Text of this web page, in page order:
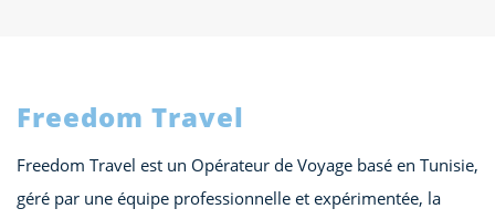
Freedom Travel
Freedom Travel est un Opérateur de Voyage basé en Tunisie,
géré par une équipe professionnelle et expérimentée, la